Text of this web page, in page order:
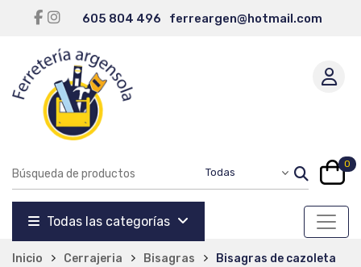
605 804 496 ferreargen@hotmail.com
0
Todas las categorías
Inicio Cerrajeria Bisagras Bisagras de cazoleta